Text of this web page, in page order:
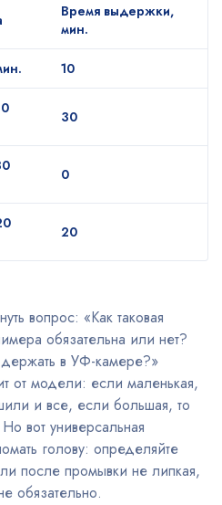
Время выдержки,
мин.
10
30
0
20
вопрос: «Как таковая
обязательна или нет?
в УФ-камере?»
от модели: если маленькая,
и все, если большая, то
вот универсальная
голову: определяйте
после промывки не липкая,
обязательно.